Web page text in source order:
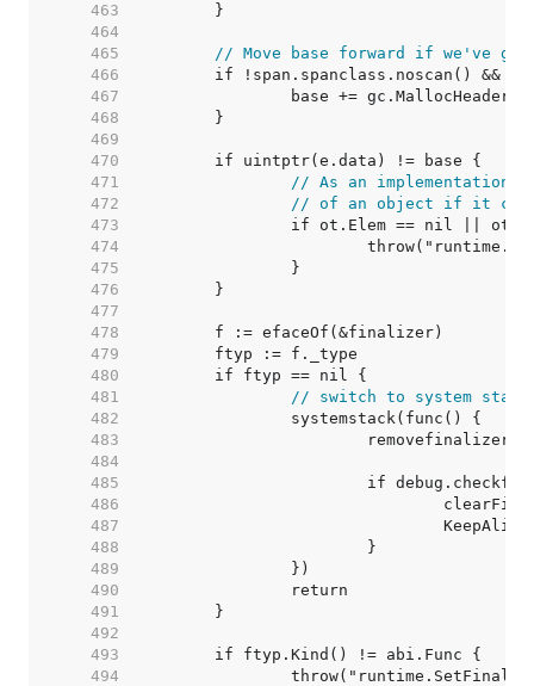
   463
   464
   465
// Move base forward if we've
   466
   467
   468
   469
   470
   471
// As an
   472
// of an object if it
   473
   474
   475
   476
   477
   478
   479
   480
   481
// switch to system
   482
   483
   484
   485
   486
   487
   488
   489
   490
   491
   492
   493
   494